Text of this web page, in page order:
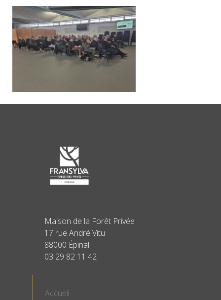
Maison de la Forêt Privée
17 rue André Vitu
88000 Épinal
03 29 82 11 42
Accueil